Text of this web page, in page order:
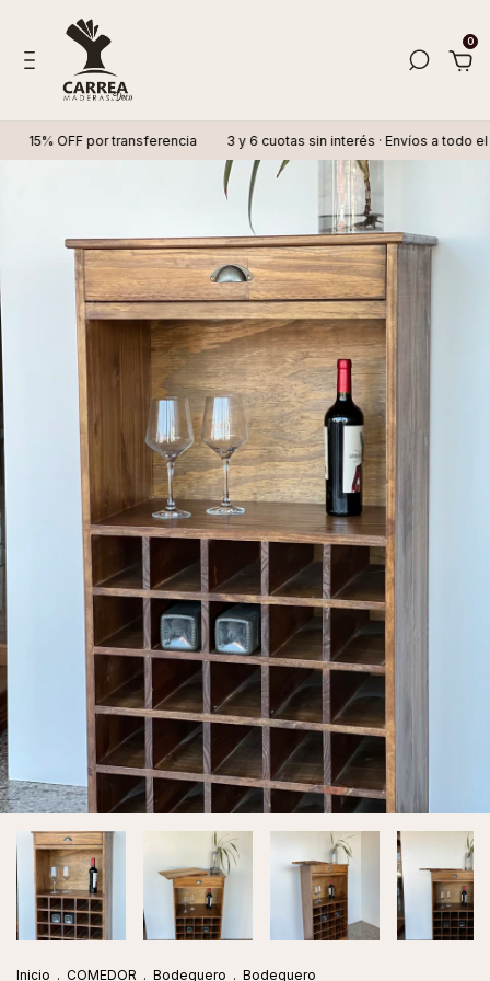
0
OFF por transferencia 3 y 6 cuotas sin interés · Envíos a todo el país
Inicio . COMEDOR . Bodeguero . Bodeguero